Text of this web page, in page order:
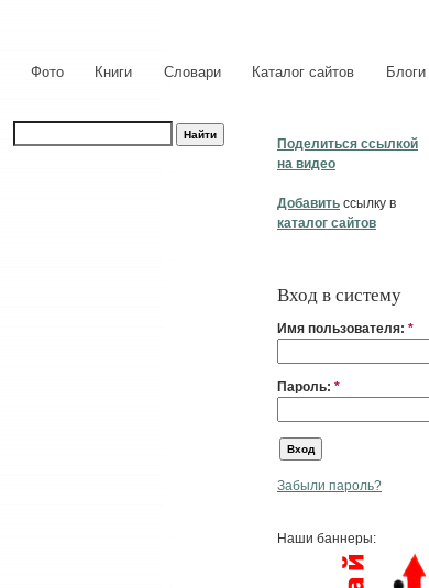
Фото Книги Словари Каталог сайтов Блоги
Поделиться ссылкой
на видео
Добавить ссылку в
каталог сайтов
Вход в систему
Имя пользователя: *
Пароль: *
Забыли пароль?
Наши баннеры: